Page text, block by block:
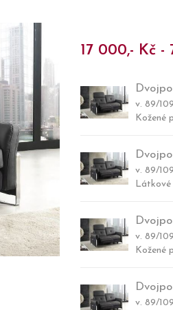
17 000,- Kč -
v. 89/
Kožené
v. 89/
Látkové
v. 89/
Kožené
v. 89/